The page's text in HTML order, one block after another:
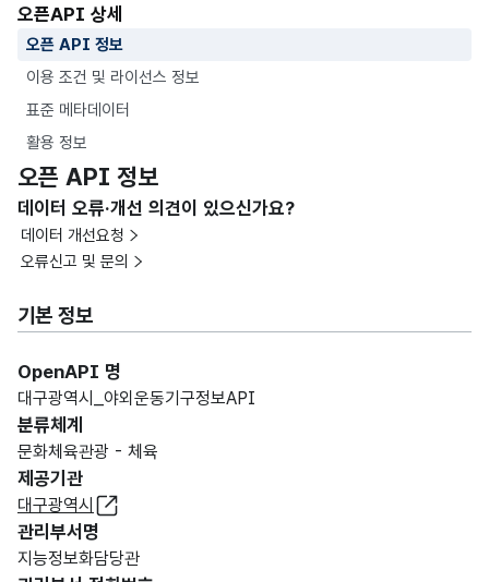
오픈API 상세
오픈 API 정보
이용 조건 및 라이선스 정보
표준 메타데이터
활용 정보
오픈 API 정보
데이터 오류·개선 의견이 있으신가요?
데이터 개선요청
오류신고 및 문의
기본 정보
OpenAPI 명
대구광역시_야외운동기구정보API
분류체계
문화체육관광 - 체육
제공기관
대구광역시
관리부서명
지능정보화담당관